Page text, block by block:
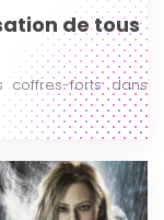
de tous
coffres-forts dans